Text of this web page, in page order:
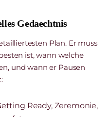
Gedaechtnis
Plan. Er muss
ist, wann welche
und wann er Pausen
Ready, Zeremonie,